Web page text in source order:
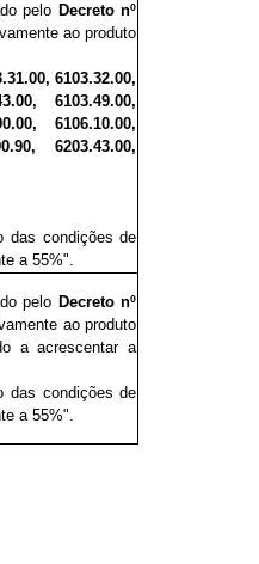
pelo Decreto nº
ao produto
6103.32.00,
6103.49.00,
6106.10.00,
6203.43.00,
das condições de
a 55%".
pelo Decreto nº
ao produto
a acrescentar a
das condições de
a 55%".